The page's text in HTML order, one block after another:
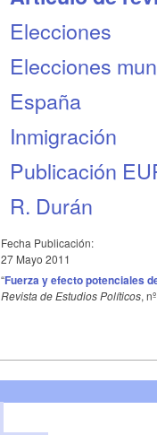
Elecciones
Elecciones
España
Inmigración
Publicación
R. Durán
Fecha Publicación:
27 Mayo 2011
“Fuerza y efecto potenciales
Revista de Estudios Políticos,